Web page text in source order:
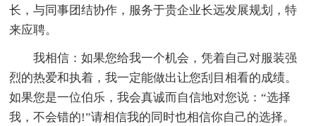
长，与同事团结协作，服务于贵企业长远发展规划，特
来应聘。
我相信：如果您给我一个机会，凭着自己对服装强
烈的热爱和执着，我一定能做出让您刮目相看的成绩。
如果您是一位伯乐，我会真诚而自信地对您说：“选择
我，不会错的!”请相信我的同时也相信你自己的选择。